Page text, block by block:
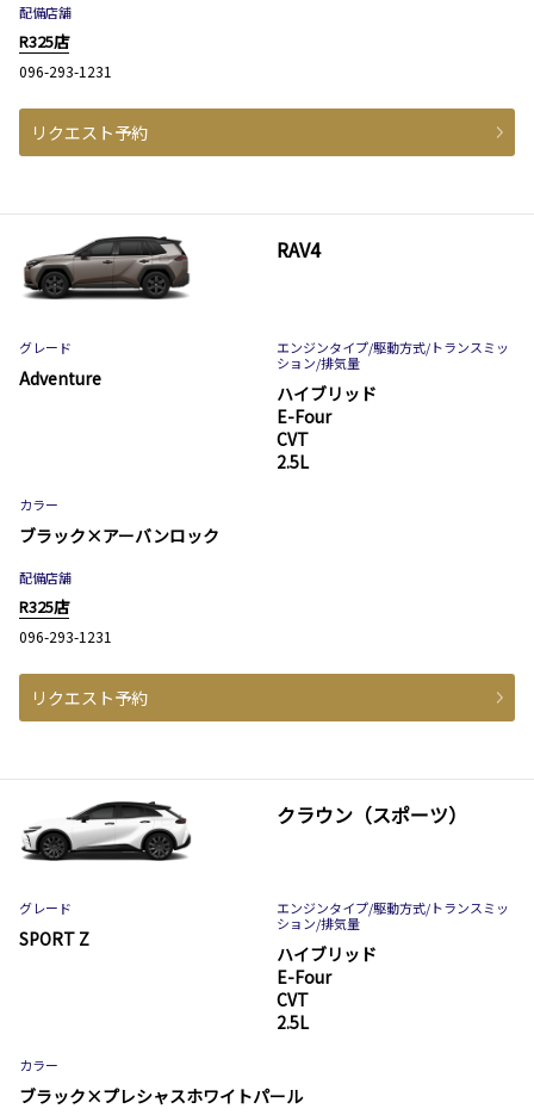
配備店舗
R325店
096-293-1231
リクエスト予約
RAV4
グレード
Adventure
エンジンタイプ/駆動方式/トランスミッ
ション/排気量
ハイブリッド
E-Four
CVT
2.5L
カラー
ブラック×アーバンロック
配備店舗
R325店
096-293-1231
リクエスト予約
クラウン（スポーツ）
グレード
SPORT Z
エンジンタイプ/駆動方式/トランスミッ
ション/排気量
ハイブリッド
E-Four
CVT
2.5L
カラー
ブラック×プレシャスホワイトパール